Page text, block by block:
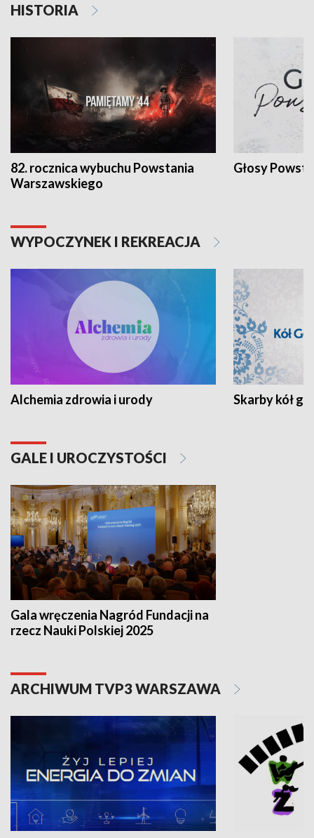
HISTORIA
82. rocznica wybuchu Powstania
Warszawskiego
Głosy
WYPOCZYNEK I REKREACJA
Alchemia zdrowia i urody Skarby kół
GALE I UROCZYSTOŚCI
Gala wręczenia Nagród Fundacji na
rzecz Nauki Polskiej 2025
ARCHIWUM TVP3 WARSZAWA